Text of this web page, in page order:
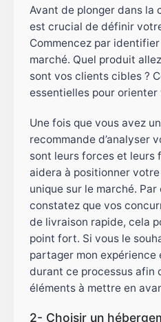
Avant de plonger dans la
est crucial de définir
Commencez par
marché. Quel produit
sont vos clients cibles ?
essentielles pour
Une fois que vous avez
recommande d’analyser
sont leurs forces et leurs
aidera à positionner
unique sur le marché. Par
constatez que vos
de livraison rapide, cela
point fort. Si vous le
partager mon expérience
durant ce processus afin
éléments à mettre en
2- Choisir un